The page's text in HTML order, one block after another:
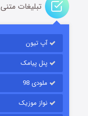
تبلیغات متنی
آپ تیون
پنل پیامک
ملودی 98
نواز موزیک